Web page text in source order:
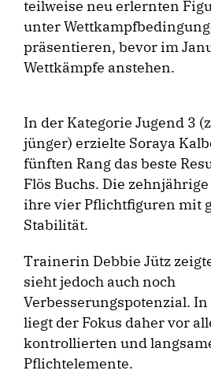
teilweise neu erlernten
unter
präsentieren, bevor im
Wettkämpfe anstehen.
In der Kategorie Jugend 3
jünger) erzielte Soraya
fünften Rang das beste
Flös Buchs. Die
ihre vier Pflichtfiguren mit
Stabilität.
Trainerin Debbie Jütz
sieht jedoch auch noch
Verbesserungspotenzial.
liegt der Fokus daher vor
kontrollierten und
Pflichtelemente.